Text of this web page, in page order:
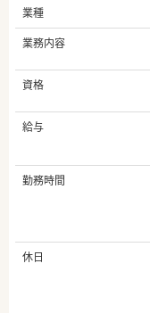
業種
業務内容
資格
給与
勤務時間
休日